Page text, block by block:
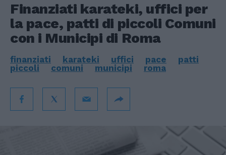
Finanziati karateki, uffici per
la pace, patti di piccoli Comuni
con i Municipi di Roma
finanziati karateki uffici pace
patti
piccoli
comuni municipi roma